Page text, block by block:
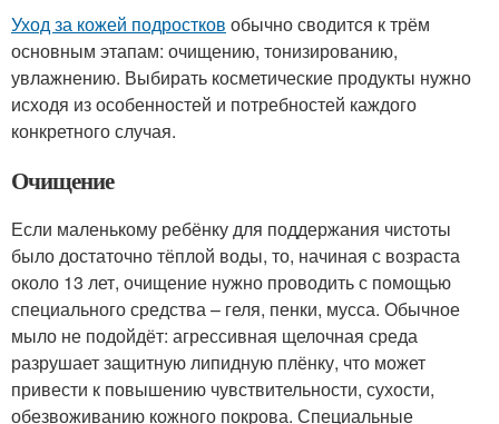
Уход за кожей подростков обычно сводится к трём
основным этапам: очищению, тонизированию,
увлажнению. Выбирать косметические продукты нужно
исходя из особенностей и потребностей каждого
конкретного случая.
Очищение
Если маленькому ребёнку для поддержания чистоты
было достаточно тёплой воды, то, начиная с возраста
около 13 лет, очищение нужно проводить с помощью
специального средства – геля, пенки, мусса. Обычное
мыло не подойдёт: агрессивная щелочная среда
разрушает защитную липидную плёнку, что может
привести к повышению чувствительности, сухости,
обезвоживанию кожного покрова. Специальные